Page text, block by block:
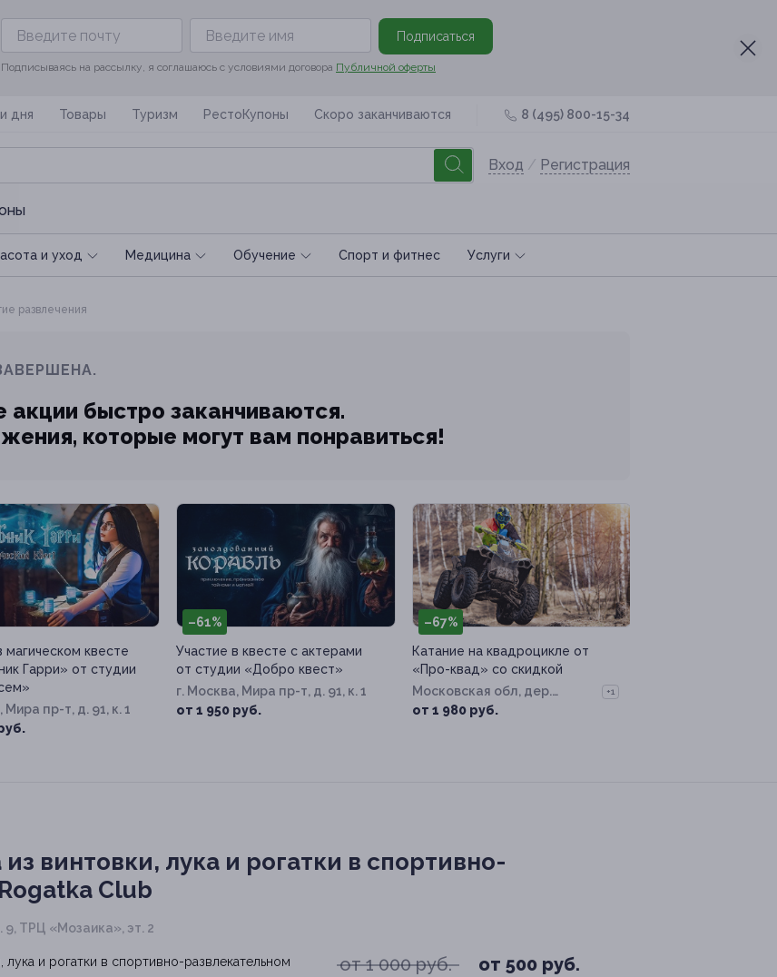
Подписаться
Подписываясь на рассылку, я соглашаюсь с условиями договора Публичной оферты
дня Товары Туризм РестоКупоны Скоро заканчиваются 8 (495) 800-15-34
Вход / Регистрация
и уход Медицина Обучение Спoрт и фитнес Услуги
развлечения
быстро заканчиваются.
которые могут вам понравиться!
магическом квесте
Гарри» от студии
Мира пр-т, д. 91, к. 1
–61%
Участие в квесте с актерами
от студии «Добро квест»
г. Москва, Мира пр-т, д. 91, к. 1
от 1 950 руб.
–67%
Катание на квадроцикле от
«Про-квад» со скидкой
Московская обл, дер.
Беляниново
+1
от 1 980 руб.
винтовки, лука и рогатки в спортивно-
Club
9, ТРЦ «Мозаика», эт. 2
от 1 000 руб. от 500 руб.